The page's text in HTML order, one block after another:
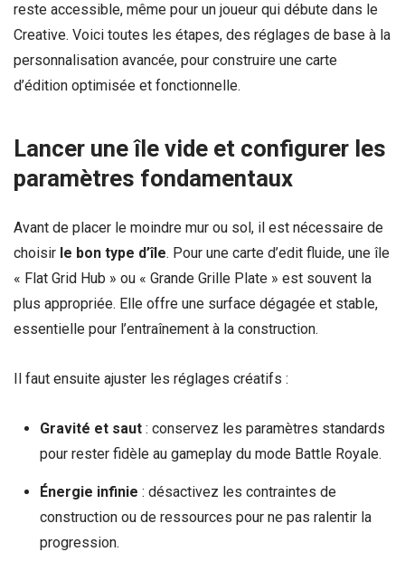
reste accessible, même pour un joueur qui débute dans le
Creative. Voici toutes les étapes, des réglages de base à la
personnalisation avancée, pour construire une carte
d’édition optimisée et fonctionnelle.
Lancer une île vide et configurer les
paramètres fondamentaux
Avant de placer le moindre mur ou sol, il est nécessaire de
choisir le bon type d’île. Pour une carte d’edit fluide, une île
« Flat Grid Hub » ou « Grande Grille Plate » est souvent la
plus appropriée. Elle offre une surface dégagée et stable,
essentielle pour l’entraînement à la construction.
Il faut ensuite ajuster les réglages créatifs :
Gravité et saut: conservez les paramètres standards
pour rester fidèle au gameplay du mode Battle Royale.
Énergie infinie : désactivez les contraintes de
construction ou de ressources pour ne pas ralentir la
progression.